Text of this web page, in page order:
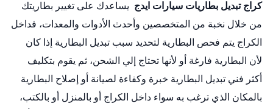
كراج تبديل بطاريات سيارات ايدج يساعدك على تغيير بطاريتك
من خلال نخبة من المتخصصين وأحدث الأدوات والمعدات، فداخل
الكراج يتم فحص البطارية لتحديد سبب تبديل البطارية إذا كان
لأن البطارية فارغة أو لأنها تحتاج إلي الشحن، ثم يقوم بتكليف
أكثر فني تبديل البطارية خبرة وكفاءة لصيانة أو إصلاح البطارية
بالمكان الذي ترغب به سواء داخل الكراج أو بالمنزل أو بالكتب،